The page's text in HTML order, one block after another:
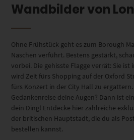
Wandbilder von
Ohne Frühstück geht es zum Borough
Naschen verführt. Bestens gestärkt,
vorbei. Die gehisste Flagge verrät: Sie ist
wird Zeit fürs Shopping auf der Oxford
fürs Konzert in der City Hall zu
Gedankenreise deine Augen? Dann ist
dein Ding! Entdecke hier zahlreiche
der britischen Hauptstadt, die du als
bestellen kannst.